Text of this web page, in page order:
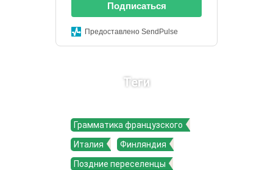
Подписаться
Предоставлено SendPulse
Теги
Грамматика французского
Италия
Финляндия
Поздние переселенцы